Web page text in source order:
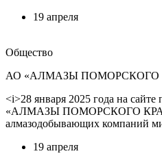
19 апреля
Общество
АО «АЛМАЗЫ ПОМОРСКОГО
<i>28 января 2025 года на
«АЛМАЗЫ ПОМОРСКОГО КРАЯ»
алмазодобывающих компаний
19 апреля